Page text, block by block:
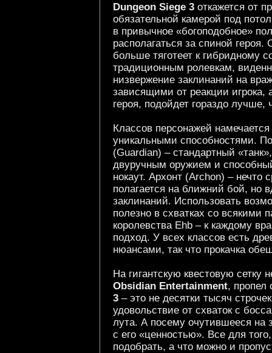
Dungeon Siege 3 откажется от
обязательной камерой под
в привычное «богоподобное»
располагаться за спиной
больше тяготеет к гибридному
традиционным ролевкам,
низвержение заклинаний на
зависящими от реакции игрока,
героя, подойдет гораздо лучше,
Классов персонажей
уникальными способностями.
(Guardian) – стандартный
двуручным оружием и
нокаут. Архонт (Archon) –
полагается на ближний бой, но
заклинаний. Использовать
полезно в схватках со всякими
королевства Ehb – к каждому
подход. У всех классов есть
нюансами, так что прокачка
На гигантскую квестовую сетку
Obsidian Entertainment, пропел
3 – это не десятки тысяч
удовольствие от схваток с
лута. А посему очутившееся на
с его «ценностью». Все для
подобрать, а что можно и